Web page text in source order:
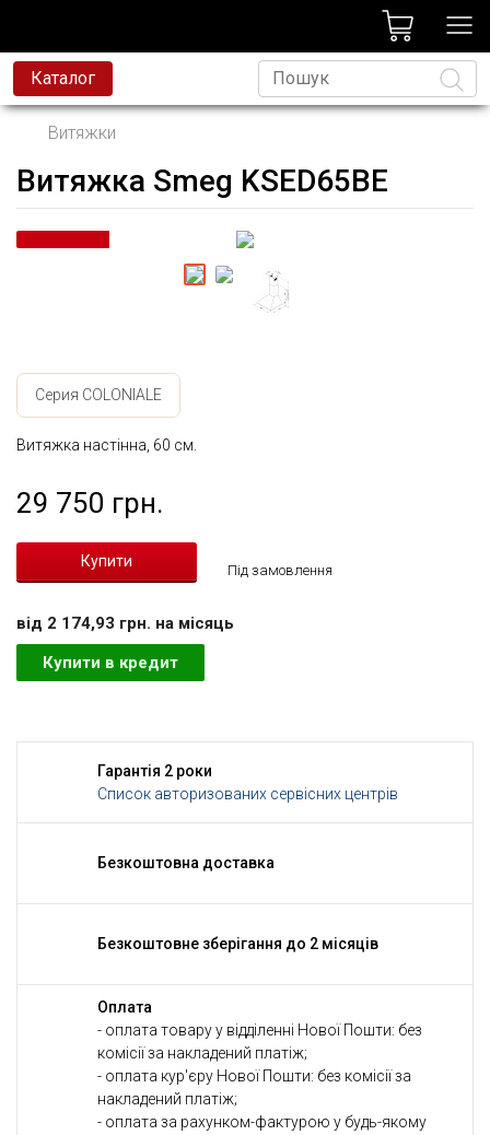
Каталог
Витяжки
Витяжка Smeg KSED65BE
Серия COLONIALE
Витяжка настінна, 60 см.
29 750 грн.
Під замовлення
вiд 2 174,93 грн. на мiсяць
Купити в кредит
Гарантія 2 роки
Список авторизованих сервісних центрів
Безкоштовна доставка
Безкоштовне зберігання до 2 місяців
Оплата
- оплата товару у відділенні Нової Пошти: без
комісії за накладений платіж;
- оплата кур'єру Нової Пошти: без комісії за
накладений платіж;
- оплата за рахунком-фактурою у будь-якому